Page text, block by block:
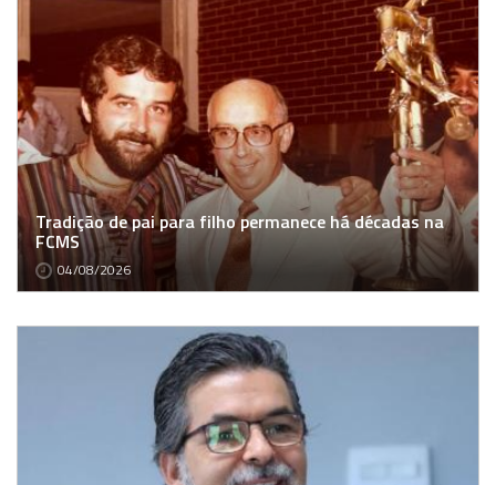
Tradição de pai para filho permanece há décadas na
FCMS
04/08/2026